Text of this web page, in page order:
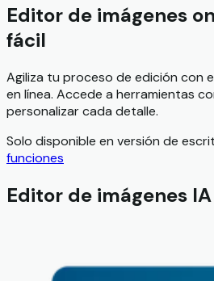
Editor de imágenes
fácil
Agiliza tu proceso de edición con
en línea. Accede a herramientas
personalizar cada detalle.
Solo disponible en versión de
funciones
Editor de imágenes